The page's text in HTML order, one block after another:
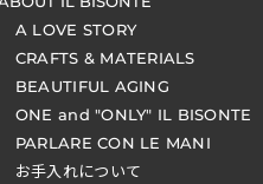
A LOVE STORY
CRAFTS & MATERIALS
BEAUTIFUL AGING
ONE and "ONLY" IL BISONTE
PARLARE CON LE MANI
お手入れについて